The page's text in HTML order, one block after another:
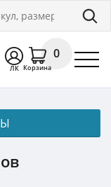
ЛК
0
Корзина